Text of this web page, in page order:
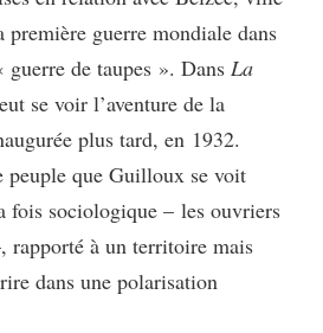
première guerre mondiale dans
guerre de taupes ». Dans La
se voir l’aventure de la
plus tard, en 1932.
peuple que Guilloux se voit
fois sociologique – les ouvriers
rapporté à un territoire mais
dans une polarisation